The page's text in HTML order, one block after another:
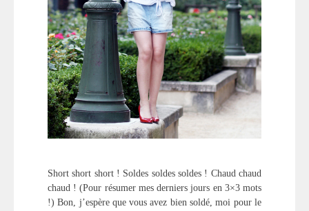
Short short short ! Soldes soldes soldes ! Chaud chaud
chaud ! (Pour résumer mes derniers jours en 3×3 mots
!) Bon, j’espère que vous avez bien soldé, moi pour le